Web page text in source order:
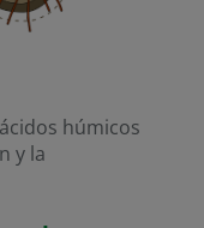
húmicos
y la